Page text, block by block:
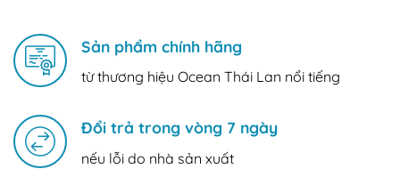
Sản phẩm chính hãng
từ thương hiệu Ocean Thái Lan nổi tiếng
Đổi trả trong vòng 7 ngày
nếu lỗi do nhà sản xuất